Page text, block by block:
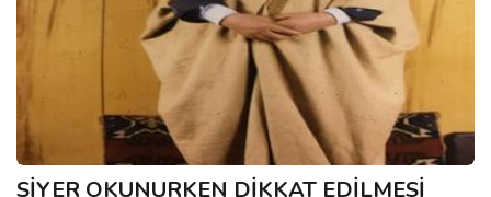
SİYER OKUNURKEN DİKKAT EDİLMESİ